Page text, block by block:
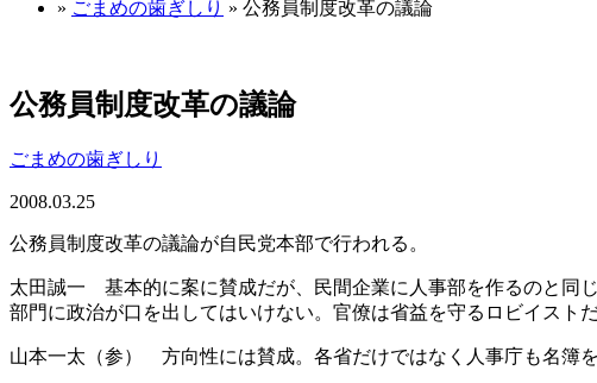
» ごまめの歯ぎしり » 公務員制度改革の議論
公務員制度改革の議論
ごまめの歯ぎしり
2008.03.25
公務員制度改革の議論が自民党本部で行われる。
太田誠一 基本的に案に賛成だが、民間企業に人事部を作るのと同
部門に政治が口を出してはいけない。官僚は省益を守るロビイスト
山本一太（参） 方向性には賛成。各省だけではなく人事庁も名簿